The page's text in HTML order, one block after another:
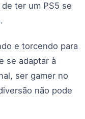
ter um PS5 se
e torcendo para
se adaptar à
ser gamer no
não pode